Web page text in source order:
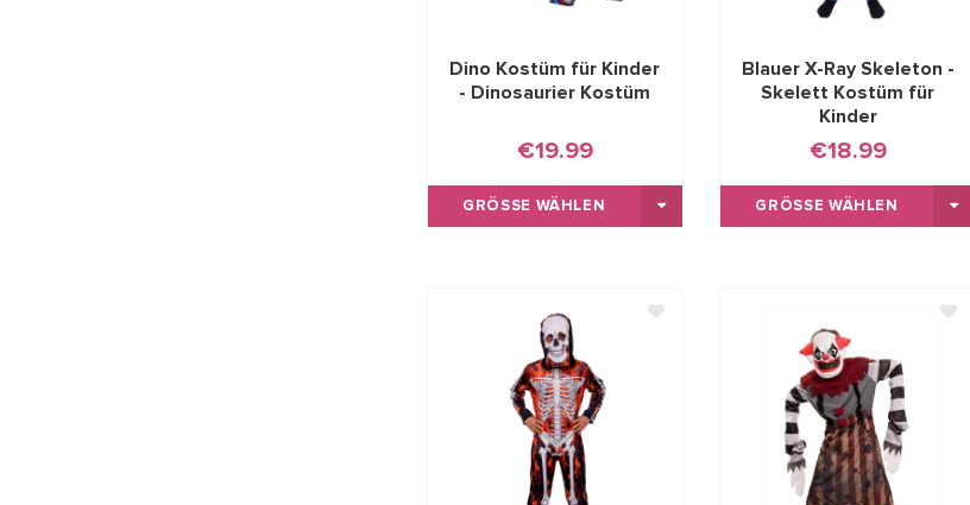
Dino Kostüm für Kinder
- Dinosaurier Kostüm
€19.99
GRÖSSE WÄHLEN
Blauer X-Ray Skeleton -
Skelett Kostüm für
Kinder
€18.99
GRÖSSE WÄHLEN